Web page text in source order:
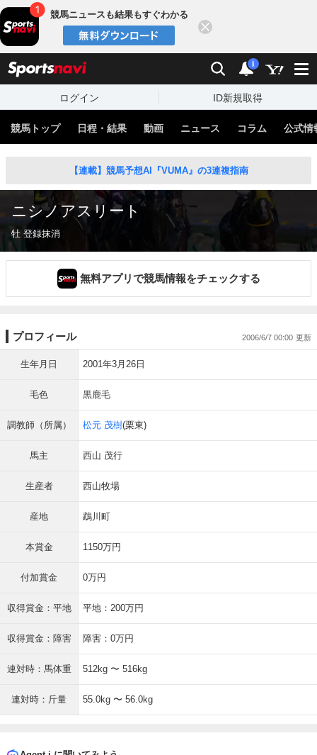
競馬ニュースも結果もすぐわかる
検索 通知
i
ログイン ID新規取得
競馬トップ 日程・結果 動画 ニュース コラム 公式情
【連載】競馬予想AI『VUMA』の3連複指南
ニシノアスリート
牡 登録抹消
無料アプリで競馬情報をチェックする
プロフィール 2006/6/7 00:00
生年月日 2001年3月26日
毛色 黒鹿毛
調教師（所属） 松元 茂樹(栗東)
馬主 西山 茂行
生産者 西山牧場
産地 鵡川町
本賞金 1150万円
付加賞金 0万円
収得賞金：平地 平地：200万円
収得賞金：障害 障害：0万円
連対時：馬体重 512kg 〜 516kg
連対時：斤量 55.0kg 〜 56.0kg